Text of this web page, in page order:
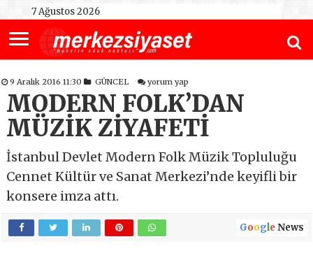
7 Ağustos 2026
9 Aralık 2016 11:30 GÜNCEL yorum yap
MODERN FOLK’DAN
MÜZİK ZİYAFETİ
İstanbul Devlet Modern Folk Müzik Topluluğu
Cennet Kültür ve Sanat Merkezi’nde keyifli bir
konsere imza attı.
Google News